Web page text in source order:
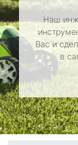
Наш
Вас и
в